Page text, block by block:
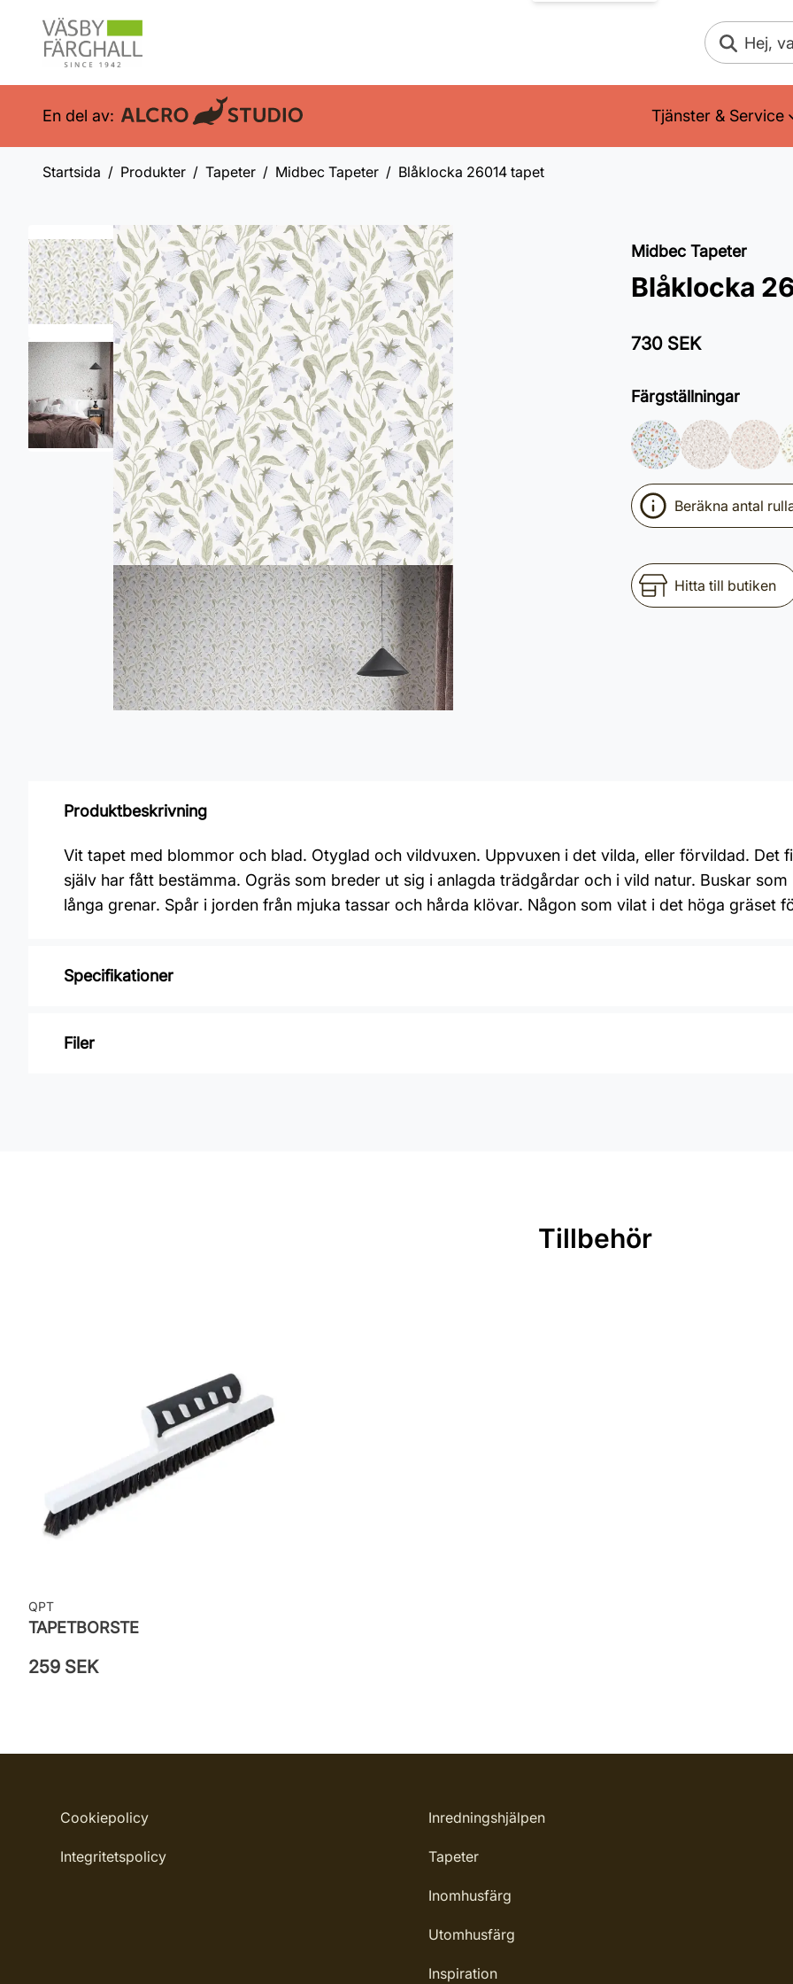
Sök
En del av: Tjänster & Service
Startsida Produkter Tapeter Midbec Tapeter Blåklocka 26014 tapet
Midbec Tapeter
Blåklocka
730 SEK
Färgställningar
Beräkna antal
Hitta till butiken
Produktbeskrivning
Vit tapet med blommor och blad. Otyglad och vildvuxen. Uppvuxen i det vilda, eller förvildad. Det
själv har fått bestämma. Ogräs som breder ut sig i anlagda trädgårdar och i vild natur. Buskar
långa grenar. Spår i jorden från mjuka tassar och hårda klövar. Någon som vilat i det höga gräset
Specifikationer
Varumärke: Midbec Tapeter
Filer
Tillbehör
QPT
TAPETBORSTE
259 SEK
Cookiepolicy
Integritetspolicy
Inredningshjälpen
Tapeter
Inomhusfärg
Utomhusfärg
Inspiration